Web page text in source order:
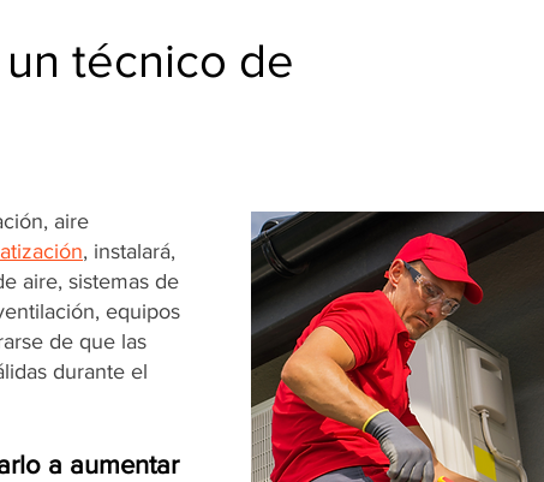
técnico de
aire
, instalará,
aire, sistemas de
equipos
de que las
durante el
a aumentar